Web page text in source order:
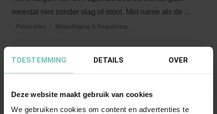
TOESTEMMING DETAILS OVER
Deze website maakt gebruik van cookies
We gebruiken cookies om content en advertenties te
meestal niet zonder slag of stoot. Met name als de ...
Publicaties Mededinging & Regulering